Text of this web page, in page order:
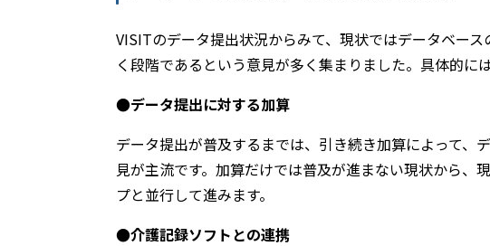
VISITのデータ提出状況からみて、現状ではデータベー
く段階であるという意見が多く集まりました。具体的に
●データ提出に対する加算
データ提出が普及するまでは、引き続き加算によって、
見が主流です。加算だけでは普及が進まない現状から、
プと並行して進みます。
●介護記録ソフトとの連携